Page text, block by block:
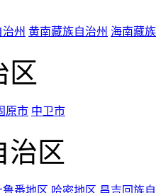
州 黄南藏族自治州 海南藏
区
原市 中卫市
治区
鲁番地区 哈密地区 昌吉回族